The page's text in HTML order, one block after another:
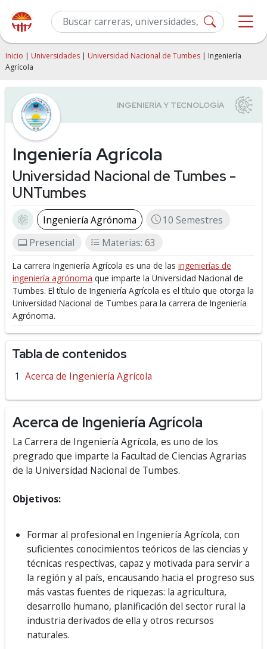
Inicio | Universidades | Universidad Nacional de Tumbes | Ingeniería
Agrícola
Ingeniería Agrícola
Universidad Nacional de Tumbes -
UNTumbes
Ingeniería Agrónoma
10 Semestres
Presencial
Materias: 63
La carrera Ingeniería Agrícola es una de las ingenierías de
ingeniería agrónoma que imparte la Universidad Nacional de
Tumbes. El título de Ingeniería Agrícola es el título que otorga la
Universidad Nacional de Tumbes para la carrera de Ingeniería
Agrónoma.
Tabla de contenidos
Acerca de Ingeniería Agrícola
Acerca de Ingeniería Agrícola
La Carrera de Ingeniería Agrícola, es uno de los
pregrado que imparte la Facultad de Ciencias Agrarias
de la Universidad Nacional de Tumbes.
Objetivos:
Formar al profesional en Ingeniería Agrícola, con
suficientes conocimientos teóricos de las ciencias y
técnicas respectivas, capaz y motivada para servir a
la región y al país, encausando hacia el progreso sus
más vastas fuentes de riquezas: la agricultura,
desarrollo humano, planificación del sector rural la
industria derivados de ella y otros recursos
naturales.